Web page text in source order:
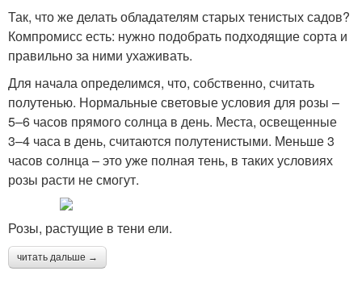
Так, что же делать обладателям старых тенистых садов?
Компромисс есть: нужно подобрать подходящие сорта и
правильно за ними ухаживать.
Для начала определимся, что, собственно, считать
полутенью. Нормальные световые условия для розы –
5–6 часов прямого солнца в день. Места, освещенные
3–4 часа в день, считаются полутенистыми. Меньше 3
часов солнца – это уже полная тень, в таких условиях
розы расти не смогут.
Розы, растущие в тени ели.
читать дальше →